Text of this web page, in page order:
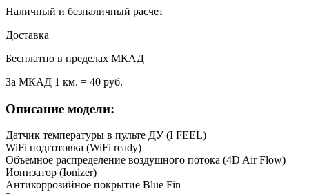
Наличный и безналичный расчет
Доставка
Бесплатно в пределах МКАД
За МКАД 1 км. = 40 руб.
Описание модели:
Датчик температуры в пульте ДУ (I FEEL)
WiFi подготовка (WiFi ready)
Объемное распределение воздушного потока (4D Air Flow)
Ионизатор (Ionizer)
Антикоррозийное покрытие Blue Fin